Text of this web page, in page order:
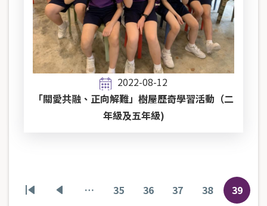
2022-08-12
「關愛共融、正向解難」樹屋歷奇學習活動（二
年級及五年級)
Pagination
First
Previous
…
頁
35
頁
36
頁
37
頁
38
目
39